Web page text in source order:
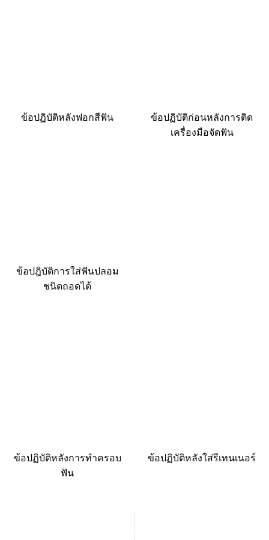
ข้อปฏิบัติหลังฟอกสีฟัน
ข้อปฎิบัติการใส่ฟันปลอม
ชนิดถอดได้
ข้อปฏิบัติก่อนหลังการติด
เครื่องมือจัดฟัน
ข้อปฏิบัติหลังการทำครอบ
ฟัน
ข้อปฏิบัติหลังใส่รีเทนเนอร์